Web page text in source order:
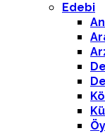
Edebi